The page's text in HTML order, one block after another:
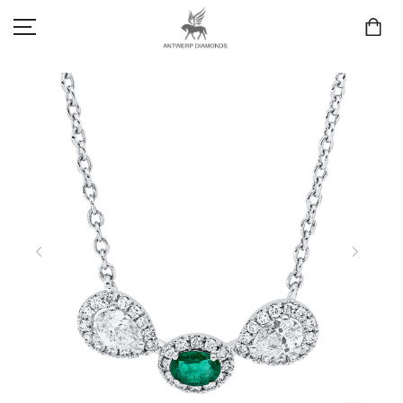
SCHMUCK
LIEBE & VERLOBUNG
ANTWERP DIAMONDS LUXURY COLLECTION
3D TRAURINGKONFIGURATION